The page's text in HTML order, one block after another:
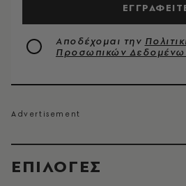
EΠΙΛΟΓΈΣ
Αποδέχομαι την
Προσωπικών